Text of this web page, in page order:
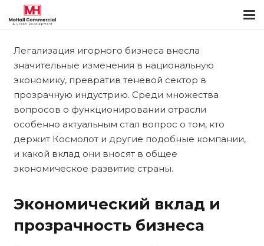
Легализация игорного бизнеса внесла
значительные изменения в национальную
экономику, превратив теневой сектор в
прозрачную индустрию. Среди множества
вопросов о функционировании отрасли
особенно актуальным стал вопрос о том, кто
держит Космолот и другие подобные компании,
и какой вклад они вносят в общее
экономическое развитие страны.
Экономический вклад и
прозрачность бизнеса